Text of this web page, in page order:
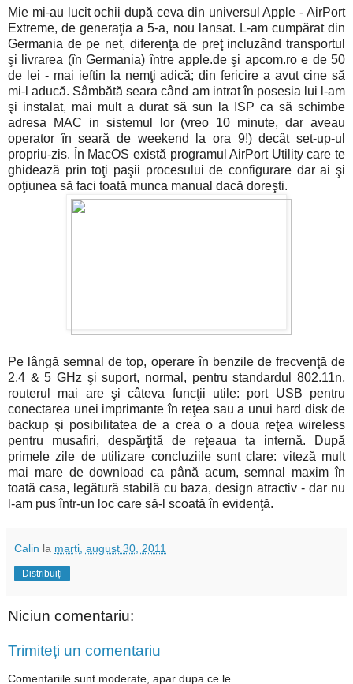
Mie mi-au lucit ochii după ceva din universul Apple - AirPort
Extreme, de generaţia a 5-a, nou lansat. L-am cumpărat din
Germania de pe net, diferenţa de preţ incluzând transportul
şi livrarea (în Germania) între apple.de şi apcom.ro e de 50
de lei - mai ieftin la nemţi adică; din fericire a avut cine să
mi-l aducă. Sâmbătă seara când am intrat în posesia lui l-am
şi instalat, mai mult a durat să sun la ISP ca să schimbe
adresa MAC in sistemul lor (vreo 10 minute, dar aveau
operator în seară de weekend la ora 9!) decât set-up-ul
propriu-zis. În MacOS există programul AirPort Utility care te
ghidează prin toţi paşii procesului de configurare dar ai şi
opţiunea să faci toată munca manual dacă doreşti.
Pe lângă semnal de top, operare în benzile de frecvenţă de
2.4 & 5 GHz şi suport, normal, pentru standardul 802.11n,
routerul mai are şi câteva funcţii utile: port USB pentru
conectarea unei imprimante în reţea sau a unui hard disk de
backup şi posibilitatea de a crea o a doua reţea wireless
pentru musafiri, despărţită de reţeaua ta internă. După
primele zile de utilizare concluziile sunt clare: viteză mult
mai mare de download ca până acum, semnal maxim în
toată casa, legătură stabilă cu baza, design atractiv - dar nu
l-am pus într-un loc care să-l scoată în evidenţă.
Calin la marți, august 30, 2011
Distribuiți
Niciun comentariu:
Trimiteți un comentariu
Comentariile sunt moderate, apar dupa ce le